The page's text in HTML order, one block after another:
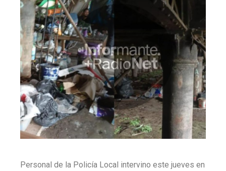
Personal de la Policía Local intervino este jueves en